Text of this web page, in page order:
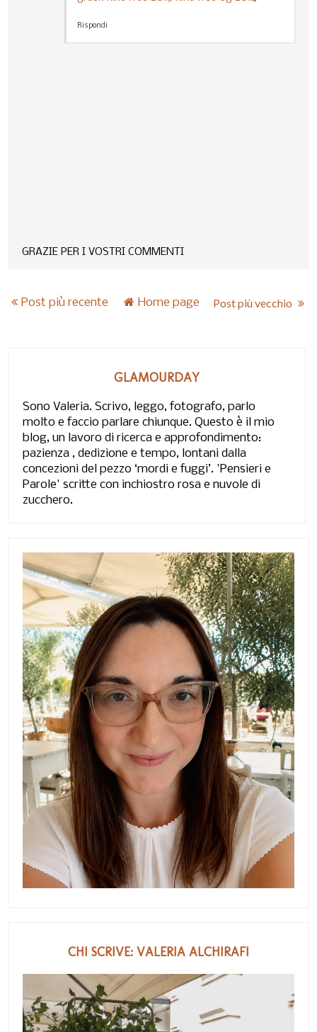
Rispondi
GRAZIE PER I VOSTRI COMMENTI
Post più recente Post più vecchio
Home page
GLAMOURDAY
Sono Valeria. Scrivo, leggo, fotografo, parlo
molto e faccio parlare chiunque. Questo è il mio
blog, un lavoro di ricerca e approfondimento:
pazienza , dedizione e tempo, lontani dalla
concezioni del pezzo ‘mordi e fuggi’. 'Pensieri e
Parole' scritte con inchiostro rosa e nuvole di
zucchero.
CHI SCRIVE: VALERIA ALCHIRAFI